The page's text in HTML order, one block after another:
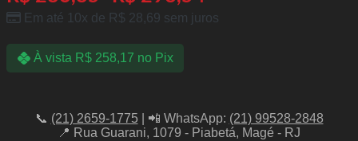
Em até 10x de R$ 28,69 sem juros
À vista R$258,17 no Pix
📞 (21) 2659-1775| 📲 WhatsApp: (21) 99528-2848
📍 Rua Guarani, 1079 - Piabetá, Magé - RJ